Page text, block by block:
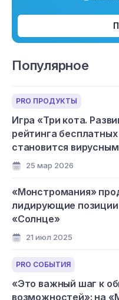
Популярное
PRO ПРОДУКТЫ
Игра «Три кота.
рейтинга бесплатных
становится
25 мар 2026
«Монстромания»
лидирующие позиции
«Солнце»
21 июл 2025
PRO СОБЫТИЯ
«Это важный шаг к
возможностей»: на